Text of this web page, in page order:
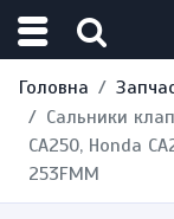
Головна
Сальники
CA250, Honda
253FMM